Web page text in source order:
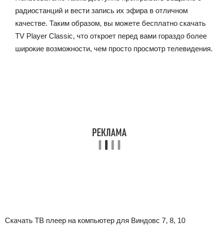
радиостанций и вести запись их эфира в отличном
качестве. Таким образом, вы можете бесплатно скачать
TV Player Classic, что откроет перед вами гораздо более
широкие возможности, чем просто просмотр телевидения.
Скачать ТВ плеер на компьютер для Виндовс 7, 8, 10